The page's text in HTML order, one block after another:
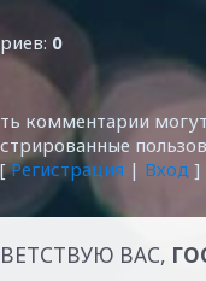
: 0
комментарии
[Регистрация | Вход ]
ВАС,